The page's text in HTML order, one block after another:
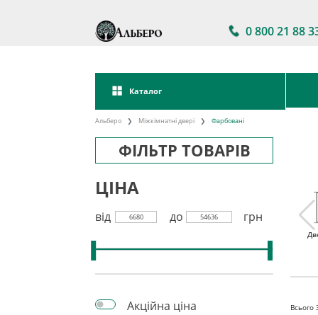
0 800 21 88
Каталог
Альберо Міжкімнатні двері Фарбовані
ФІЛЬТР ТОВАРІВ
ЦІНА
від 6680 до 54636 грн
Акційна ціна
наявності
міжкімнатні двері
Всього